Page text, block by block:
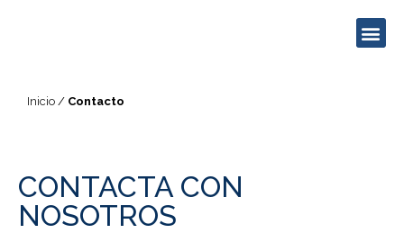
Inicio / Contacto
CONTACTA CON
NOSOTROS